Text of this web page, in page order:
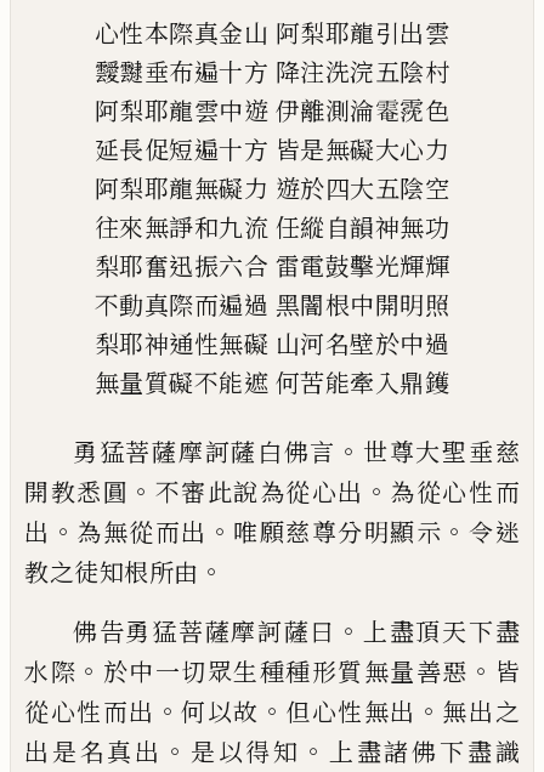
心性本際真金山 阿梨耶龍引出雲
靉靆垂布遍十方 降注洗浣五陰村
阿梨耶龍雲中遊 伊離測淪𩃗霃色
延長促短遍十方 皆是無礙大心力
阿梨耶龍無礙力 遊於四大五陰空
往來無諍和九流 任縱自韻神無功
梨耶奮迅振六合 雷電鼓擊光輝輝
不動真際而遍過 黑闇根中開明照
梨耶神通性無礙 山河名壁於中過
無量質礙不能遮 何苦能牽入鼎鑊
勇猛菩薩摩訶薩白佛言 。 世尊大聖垂慈
開教悉圓 。 不審此說為從心出 。 為從心性而
出 。 為無從而出 。 唯願慈尊分明顯示 。 令迷
教之徒知根所由 。
佛告勇猛菩薩摩訶薩曰 。
上盡頂天下盡
水際 。 於中一切眾生種種形質無量善惡 。 皆
從心性而出 。何以故 。 但心性無出 。 無出之
出是名真出 。 是以得知 。
上盡諸佛下盡識